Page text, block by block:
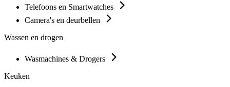
Telefoons en Smartwatches
Camera's en deurbellen
Wassen en drogen
Wasmachines & Drogers
Keuken